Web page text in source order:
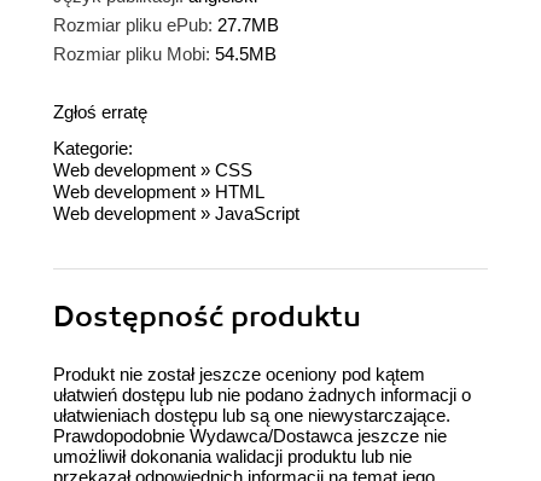
Rozmiar pliku ePub: 27.7MB
Rozmiar pliku Mobi: 54.5MB
Zgłoś erratę
Kategorie:
Web development » CSS
Web development » HTML
Web development » JavaScript
Dostępność produktu
Produkt nie został jeszcze oceniony pod kątem
ułatwień dostępu lub nie podano żadnych informacji o
ułatwieniach dostępu lub są one niewystarczające.
Prawdopodobnie Wydawca/Dostawca jeszcze nie
umożliwił dokonania walidacji produktu lub nie
przekazał odpowiednich informacji na temat jego